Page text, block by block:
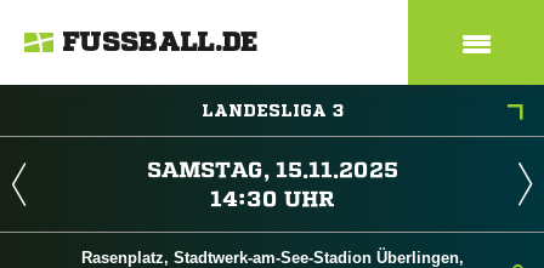
FUSSBALL.DE
LANDESLIGA 3
 
 
Rasenplatz, Stadtwerk-am-See-Stadion Überlingen,